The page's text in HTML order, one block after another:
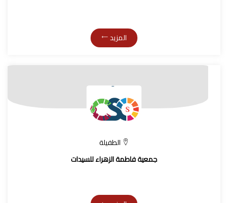
المزيد
الطفيلة
جمعية فاطمة الزهراء للسيدات